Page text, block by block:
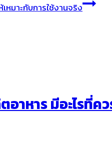
มาะกับการใช้งานจริง
อาหาร มีอะไรที่